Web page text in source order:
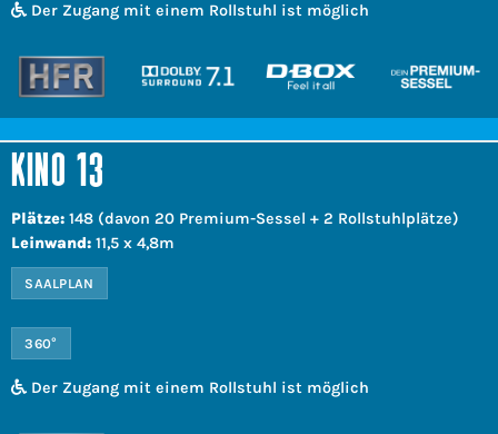
Der Zugang mit einem Rollstuhl ist möglich
KINO 13
Plätze: 148 (davon 20 Premium-Sessel + 2 Rollstuhlplätze)
Leinwand: 11,5 x 4,8m
SAALPLAN
360°
Der Zugang mit einem Rollstuhl ist möglich